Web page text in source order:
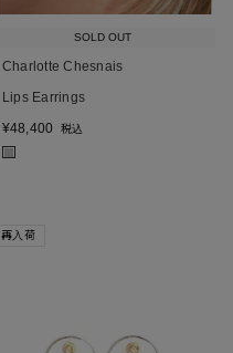
SOLD OUT
Charlotte Chesnais
Lips Earrings
¥48,400 税込
■
再入荷